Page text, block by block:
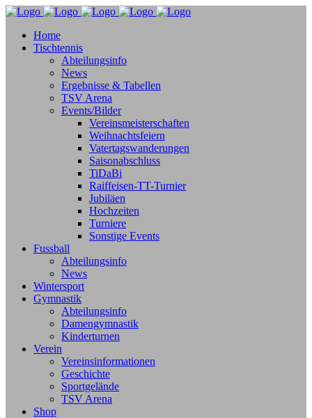
Home
Tischtennis
Abteilungsinfo
News
Ergebnisse & Tabellen
TSV Arena
Events/Bilder
Vereinsmeisterschaften
Weihnachtsfeiern
Vatertagswanderungen
Saisonabschluss
TiDaBi
Raiffeisen-TT-Turnier
Jubiläen
Hochzeiten
Turniere
Sonstige Events
Fussball
Abteilungsinfo
News
Wintersport
Gymnastik
Abteilungsinfo
Damengymnastik
Kinderturnen
Verein
Vereinsinformationen
Geschichte
Sportgelände
TSV Arena
Shop